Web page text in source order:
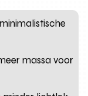
massa voor